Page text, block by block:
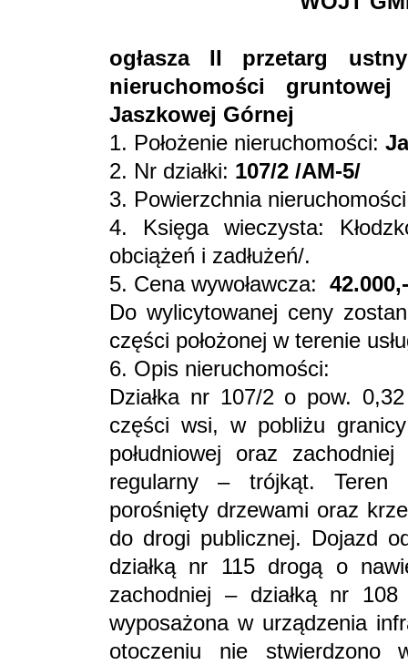
ogłasza II przetarg
nieruchomości
Jaszkowej Górnej
1. Położenie nieruchomości:
2. Nr działki: 107/2 /AM-5/
3. Powierzchnia
4. Księga wieczysta:
obciążeń i zadłużeń/.
5. Cena wywoławcza:
Do wylicytowanej ceny
części położonej w terenie
6. Opis nieruchomości:
Działka nr 107/2 o pow.
części wsi, w pobliżu
południowej oraz
regularny – trójkąt. Teren
porośnięty drzewami oraz
do drogi publicznej. Dojazd
działką nr 115 drogą o
zachodniej – działką nr
wyposażona w urządzenia
otoczeniu nie stwierdzono